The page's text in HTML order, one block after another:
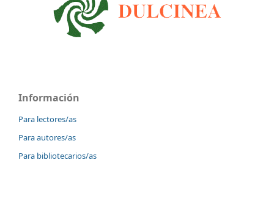
Información
Para lectores/as
Para autores/as
Para bibliotecarios/as